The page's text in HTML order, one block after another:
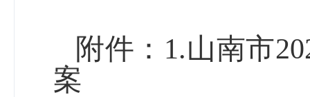
附件： 1.山南市
案